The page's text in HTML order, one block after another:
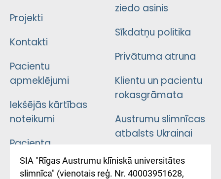
Projekti
Kontakti
Pacientu
apmeklējumi
Iekšējās kārtības
noteikumi
Pacienta
atsauksmju/sūdzību
iesniegšanas
ziedo asinis
Sīkdatņu politika
Privātuma atruna
Klientu un pacientu
rokasgrāmata
Austrumu slimnīcas
atbalsts Ukrainai
Підтримка Східної
лікарні та співпраця з
SIA "Rīgas Austrumu klīniskā universitātes
slimnīca" (vienotais reģ. Nr. 40003951628,